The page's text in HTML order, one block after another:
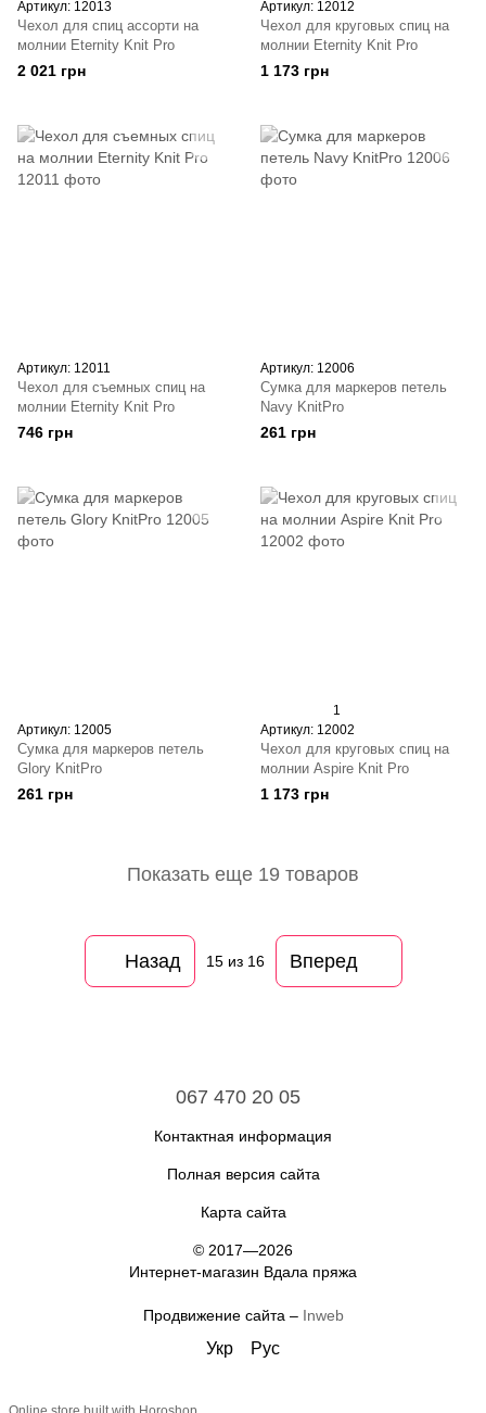
Артикул: 12013
Чехол для спиц ассорти на
молнии Eternity Knit Pro
2 021 грн
Артикул: 12012
Чехол для круговых спиц на
молнии Eternity Knit Pro
1 173 грн
Артикул: 12011
Чехол для съемных спиц на
молнии Eternity Knit Pro
746 грн
Артикул: 12006
Сумка для маркеров петель
Navy KnitPro
261 грн
Артикул: 12005
Сумка для маркеров петель
Glory KnitPro
261 грн
1
Артикул: 12002
Чехол для круговых спиц на
молнии Aspire Knit Pro
1 173 грн
Показать еще 19 товаров
Назад 15из 16 Вперед
067 470 20 05
Контактная информация
Полная версия сайта
Карта сайта
© 2017—2026
Интернет-магазин Вдала пряжа
Продвижение сайта – Inweb
Укр Рус